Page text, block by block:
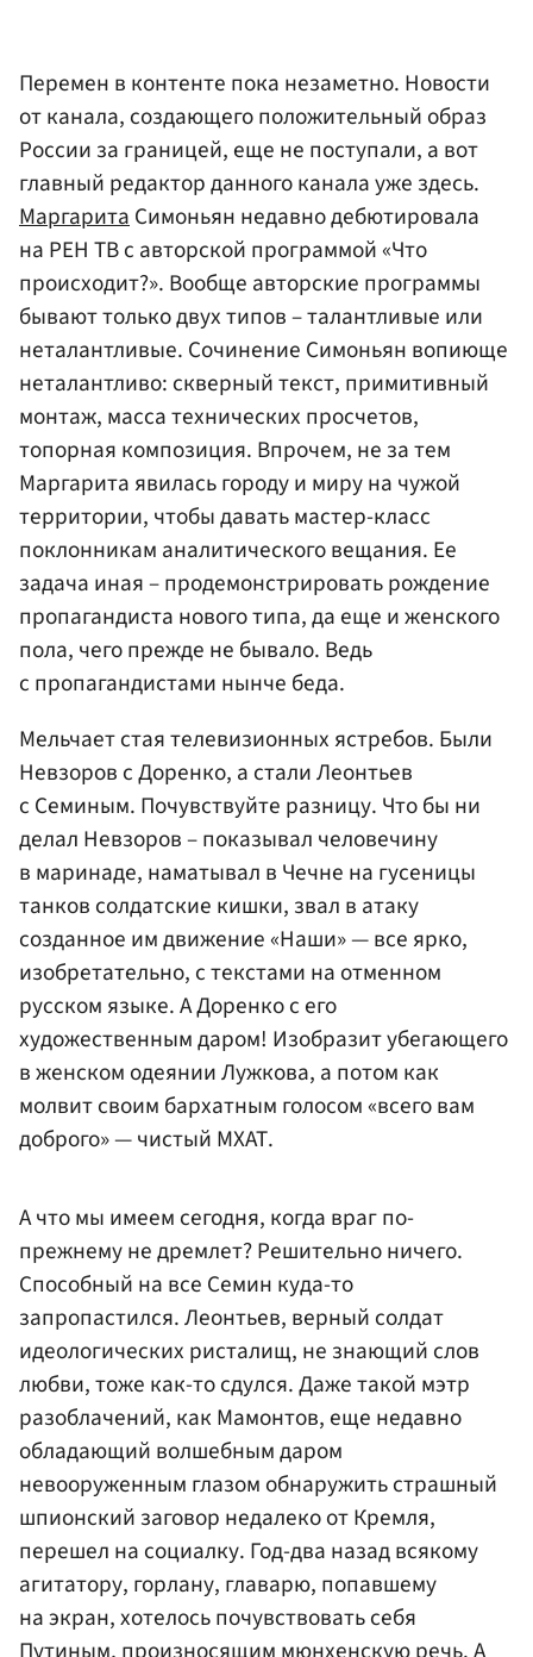
Перемен в контенте пока незаметно. Новости
от канала, создающего положительный образ
России за границей, еще не поступали, а вот
главный редактор данного канала уже здесь.
МаргаритаСимоньян недавно дебютировала
на РЕН ТВ с авторской программой «Что
происходит?». Вообще авторские программы
бывают только двух типов – талантливые или
неталантливые. Сочинение Симоньян вопиюще
неталантливо: скверный текст, примитивный
монтаж, масса технических просчетов,
топорная композиция. Впрочем, не за тем
Маргарита явилась городу и миру на чужой
территории, чтобы давать мастер-класс
поклонникам аналитического вещания. Ее
задача иная – продемонстрировать рождение
пропагандиста нового типа, да еще и женского
пола, чего прежде не бывало. Ведь
с пропагандистами нынче беда.
Мельчает стая телевизионных ястребов. Были
Невзоров с Доренко, а стали Леонтьев
с Семиным. Почувствуйте разницу. Что бы ни
делал Невзоров – показывал человечину
в маринаде, наматывал в Чечне на гусеницы
танков солдатские кишки, звал в атаку
созданное им движение «Наши» — все ярко,
изобретательно, с текстами на отменном
русском языке. А Доренко с его
художественным даром! Изобразит убегающего
в женском одеянии Лужкова, а потом как
молвит своим бархатным голосом «всего вам
доброго» — чистый МХАТ.
А что мы имеем сегодня, когда враг по-
прежнему не дремлет? Решительно ничего.
Способный на все Семин куда-то
запропастился. Леонтьев, верный солдат
идеологических ристалищ, не знающий слов
любви, тоже как-то сдулся. Даже такой мэтр
разоблачений, как Мамонтов, еще недавно
обладающий волшебным даром
невооруженным глазом обнаружить страшный
шпионский заговор недалеко от Кремля,
перешел на социалку. Год-два назад всякому
агитатору, горлану, главарю, попавшему
на экран, хотелось почувствовать себя